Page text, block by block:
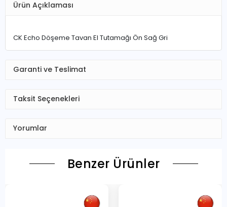
Ürün Açıklaması
CK Echo Döşeme Tavan El Tutamağı Ön Sağ Gri
Garanti ve Teslimat
Taksit Seçenekleri
Yorumlar
Benzer Ürünler